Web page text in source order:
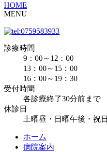
HOME
MENU
診療時間
9：00～12：00
13：00～15：00
16：00～19：30
受付時間
各診療終了30分前まで
休診日
土曜昼・日曜午後・祝日
ホーム
病院案内